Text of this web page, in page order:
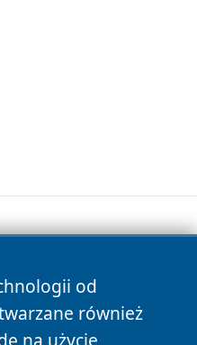
od
również
na użycie